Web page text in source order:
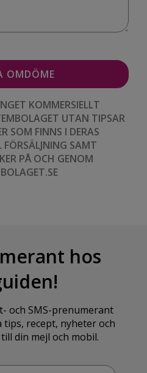
KOMMERSIELLT
UTAN TIPSAR
SOM FINNS I DERAS
SAMT
PÅ OCH GENOM
hos
och SMS-prenumerant
tips, recept, nyheter och
din mejl och mobil.